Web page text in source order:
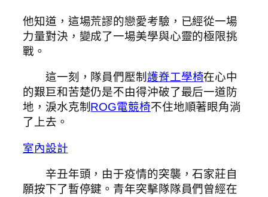
他知道，這場荒謬的戀愛考驗，已經從一場
力量對決，變成了一場美學與心靈的極限挑
戰。
這一刻，隊員們壓制 護脊工學椅在心中
的艱巨和苦楚仍是不由得沖破了最后一道防
地，淚水克制 ROG電競椅不住地順著眼角淌
了上去。
室內設計
辛丑年頭，由于疫情的突襲，石家莊自
願按下了暫停鍵。青年突擊隊隊員們曾經在